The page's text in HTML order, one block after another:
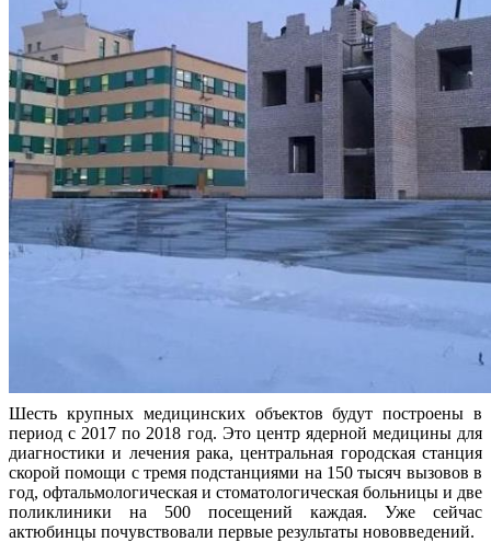
Шесть крупных медицинских объектов будут построены в
период с 2017 по 2018 год. Это центр ядерной медицины для
диагностики и лечения рака, центральная городская станция
скорой помощи с тремя подстанциями на 150 тысяч вызовов в
год, офтальмологическая и стоматологическая больницы и две
поликлиники на 500 посещений каждая. Уже сейчас
актюбинцы почувствовали первые результаты нововведений.